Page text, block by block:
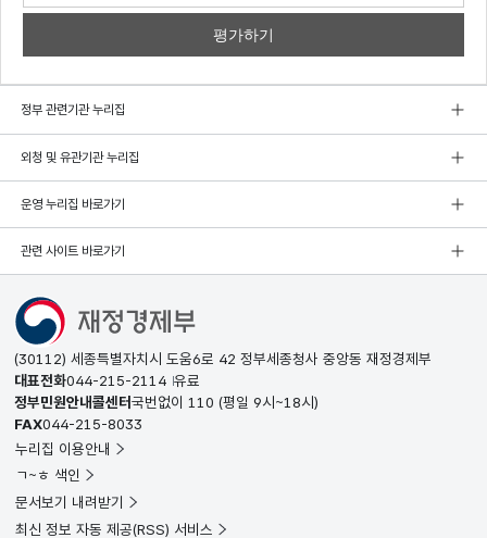
정부 관련기관 누리집
외청 및 유관기관 누리집
운영 누리집 바로가기
관련 사이트 바로가기
(30112) 세종특별자치시 도움6로 42 정부세종청사 중앙동 재정경제부
대표전화044-215-2114 유료
정부민원안내콜센터국번없이 110 (평일 9시~18시)
FAX044-215-8033
누리집 이용안내
ㄱ~ㅎ 색인
문서보기 내려받기
최신 정보 자동 제공(RSS) 서비스